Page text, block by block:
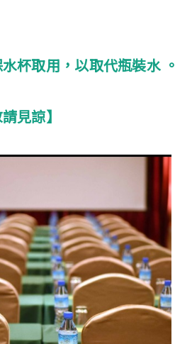
杯取用，以取代瓶裝水 。
見諒】